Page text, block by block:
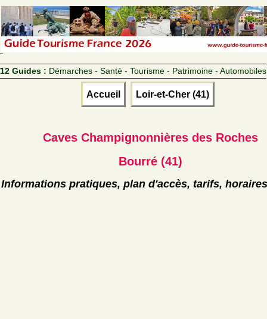
12 Guides : Démarches - Santé - Tourisme - Patrimoine - Automobiles
Accueil Loir-et-Cher (41)
Caves Champignonnières des Roches
Bourré (41)
Informations pratiques, plan d'accès, tarifs, horaires